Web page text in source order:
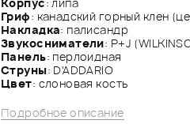
Гриф: канадский горный клен
Накладка: палисандр
Звукосниматели: P+J
Панель: перлоидная
Струны: D'ADDARIO
Цвет: слоновая кость
Подробное описание